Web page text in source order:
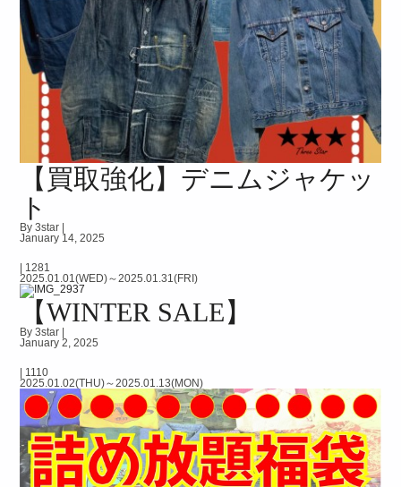
【買取強化】デニムジャケッ
ト
By 3star |
January 14, 2025
| 1281
2025.01.01(WED)～2025.01.31(FRI)
【WINTER SALE】
By 3star |
January 2, 2025
| 1110
2025.01.02(THU)～2025.01.13(MON)